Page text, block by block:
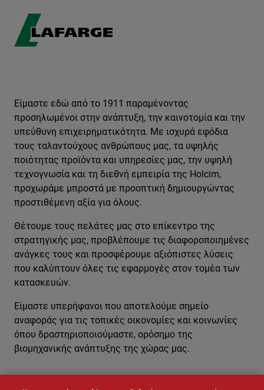
Είμαστε εδώ από το 1911 παραμένοντας
προσηλωμένοι στην ανάπτυξη, την καινοτομία και την
υπεύθυνη επιχειρηματικότητα. Με ισχυρά εφόδια
τους ταλαντούχους ανθρώπους μας, τα υψηλής
ποιότητας προϊόντα και υπηρεσίες μας, την υψηλή
τεχνογνωσία και τη διεθνή εμπειρία της Holcim,
προχωράμε μπροστά με προοπτική δημιουργώντας
προστιθέμενη αξία για όλους.
Θέτουμε τους πελάτες μας στο επίκεντρο της
στρατηγικής μας, προβλέπουμε τις διαφοροποιημένες
ανάγκες τους και προσφέρουμε αξιόπιστες λύσεις
που καλύπτουν όλες τις εφαρμογές στον τομέα των
κατασκευών.
Είμαστε υπερήφανοι που αποτελούμε σημείο
αναφοράς για τις τοπικές οικονομίες και κοινωνίες
όπου δραστηριοποιούμαστε, ορόσημο της
βιομηχανικής ανάπτυξης της χώρας μας.